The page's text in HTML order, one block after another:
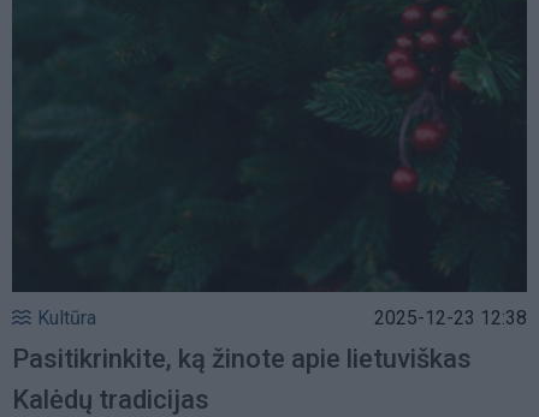
Kultūra 2025-12-23 12:38
Pasitikrinkite, ką žinote apie lietuviškas
Kalėdų tradicijas